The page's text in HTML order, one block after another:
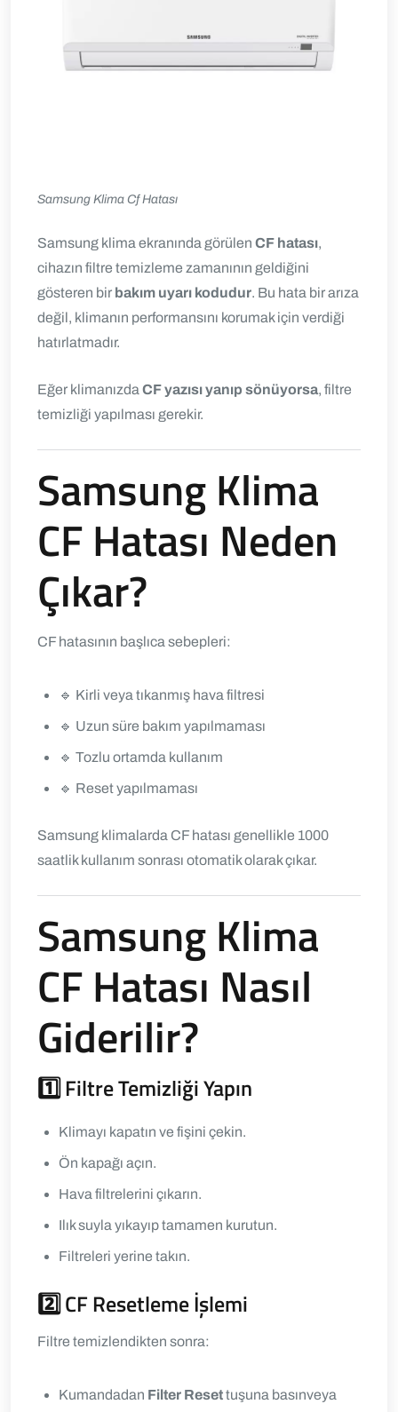
Samsung Klima Cf Hatası
Samsung klima ekranında görülen CF hatası,
cihazın filtre temizleme zamanının geldiğini
gösteren bir bakım uyarı kodudur. Bu hata bir arıza
değil, klimanın performansını korumak için verdiği
hatırlatmadır.
Eğer klimanızda CF yazısı yanıp sönüyorsa, filtre
temizliği yapılması gerekir.
Samsung Klima
CF Hatası Neden
Çıkar?
CF hatasının başlıca sebepleri:
🔹 Kirli veya tıkanmış hava filtresi
🔹 Uzun süre bakım yapılmaması
🔹 Tozlu ortamda kullanım
🔹 Reset yapılmaması
Samsung klimalarda CF hatası genellikle 1000
saatlik kullanım sonrası otomatik olarak çıkar.
Samsung Klima
CF Hatası Nasıl
Giderilir?
1️⃣ Filtre Temizliği Yapın
Klimayı kapatın ve fişini çekin.
Ön kapağı açın.
Hava filtrelerini çıkarın.
Ilık suyla yıkayıp tamamen kurutun.
Filtreleri yerine takın.
2️⃣ CF Resetleme İşlemi
Filtre temizlendikten sonra:
Kumandadan Filter Resettuşuna basınveya